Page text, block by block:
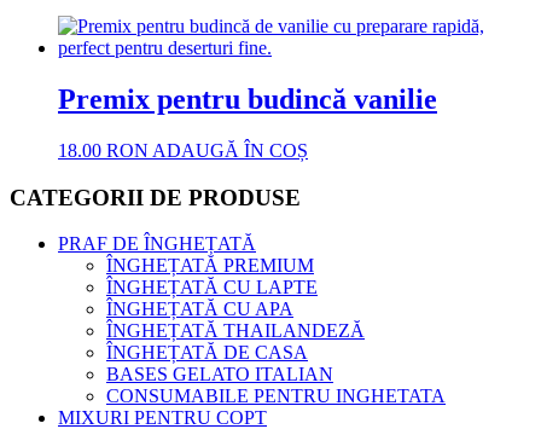
Premix pentru budincă vanilie
18.00 RON ADAUGĂ ÎN COȘ
CATEGORII DE PRODUSE
PRAF DE ÎNGHEȚATĂ
ÎNGHEȚATĂ PREMIUM
ÎNGHEȚATĂ CU LAPTE
ÎNGHEȚATĂ CU APA
ÎNGHEȚATĂ THAILANDEZĂ
ÎNGHEȚATĂ DE CASA
BASES GELATO ITALIAN
CONSUMABILE PENTRU INGHETATA
MIXURI PENTRU COPT